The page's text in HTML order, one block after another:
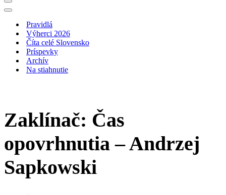
Menu
navigácie
Menu
navigáciePravidlá
Výherci 2026
Číta celé Slovensko
Príspevky
Archív
Na stiahnutie
Zaklínač: Čas
opovrhnutia – Andrzej
Sapkowski